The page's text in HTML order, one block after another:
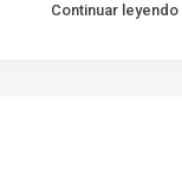
Continuar leyendo